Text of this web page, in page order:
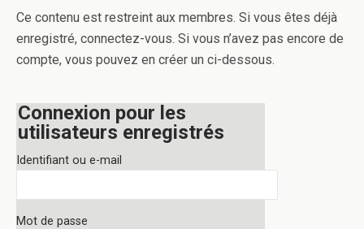
Ce contenu est restreint aux membres. Si vous êtes déjà
enregistré, connectez-vous. Si vous n’avez pas encore de
compte, vous pouvez en créer un ci-dessous.
Connexion pour les
utilisateurs enregistrés
Identifiant ou e-mail
Mot de passe